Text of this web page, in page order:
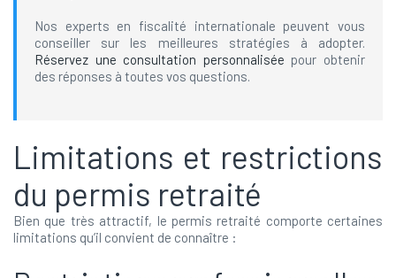
Nos experts en fiscalité internationale peuvent vous
conseiller sur les meilleures stratégies à adopter.
Réservez une consultation personnalisée pour obtenir
des réponses à toutes vos questions.
Limitations et restrictions
du permis retraité
Bien que très attractif, le permis retraité comporte certaines
limitations qu’il convient de connaître :